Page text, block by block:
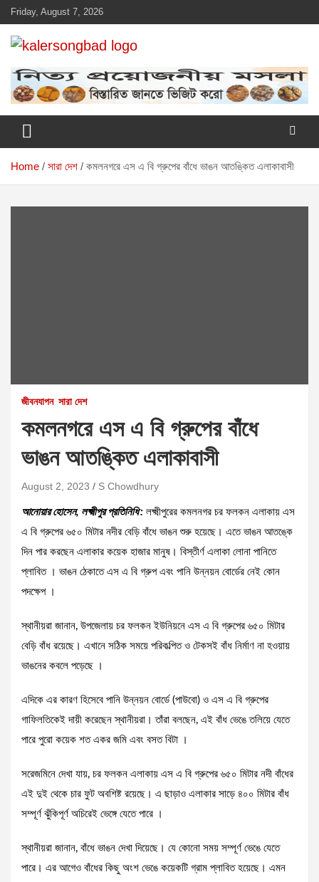
Skip
to
content
Friday, August 7, 2026
কালের সংবাদ
Home সারা দেশ কমলনগরে এস এ বি গ্রুপের বাঁধে ভাঙন আতঙ্কিত এলাকাবাসী
জীবনযাপন সারা দেশ
কমলনগরে এস এ বি গ্রুপের বাঁধে
ভাঙন আতঙ্কিত এলাকাবাসী
August 2, 2023 S Chowdhury
আনোয়ার হোসেন, লক্ষ্মীপুর প্রতিনিধি : লক্ষ্মীপুরের কমলনগর চর ফলকন এলাকায় এস
এ বি গ্রুপের ৬৫০ মিটার নদীর বেড়ি বাঁধে ভাঙন শুরু হয়েছে। এতে ভাঙন আতঙ্কে
দিন পার করছেন এলাকার কয়েক হাজার মানুষ। বিস্তীর্ণ এলাকা লোনা পানিতে
প্লাবিত । ভাঙন ঠেকাতে এস এ বি গ্রুপ এবং পানি উন্নয়ন বোর্ডের নেই কোন
পদক্ষেপ ।
স্থানীয়রা জানান, উপজেলায় চর ফলকন ইউনিয়নে এস এ বি গ্রুপের ৬৫০ মিটার
বেড়ি বাঁধ রয়েছে। এখানে সঠিক সময়ে পরিকল্পিত ও টেকসই বাঁধ নির্মাণ না হওয়ায়
ভাঙনের কবলে পড়েছে ।
এদিকে এর কারণ হিসেবে পানি উন্নয়ন বোর্ডে (পাউবো) ও এস এ বি গ্রুপের
গাফিলতিকেই দায়ী করেছেন স্থানীয়রা। তাঁরা বলছেন, এই বাঁধ ভেঙে তলিয়ে যেতে
পারে পুরো কয়েক শত একর জমি এবং বসত বিটা ।
সরেজমিনে দেখা যায়, চর ফলকন এলাকায় এস এ বি গ্রুপের ৬৫০ মিটার নদী বাঁধের
এই দুই থেকে চার ফুট অবশিষ্ট রয়েছে। এ ছাড়াও এলাকার সাড়ে ৪০০ মিটার বাঁধ
সম্পূর্ণ ঝুঁকিপূর্ণ অচিরেই ভেঙ্গে যেতে পারে ।
স্থানীয়রা জানান, বাঁধে ভাঙন দেখা দিয়েছে। যে কোনো সময় সম্পূর্ণ ভেঙে যেতে
পারে। এর আগেও বাঁধের কিছু অংশ ভেঙে কয়েকটি গ্রাম প্লাবিত হয়েছে। এমন